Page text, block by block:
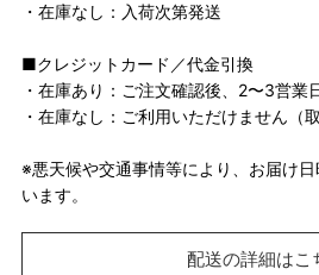
・在庫なし：入荷次第発送
■クレジットカード／代金引換
・在庫あり：ご注文確認後、2〜3営業
・在庫なし：ご利用いただけません（
※悪天候や交通事情等により、お届け
います。
配送の詳細はこ